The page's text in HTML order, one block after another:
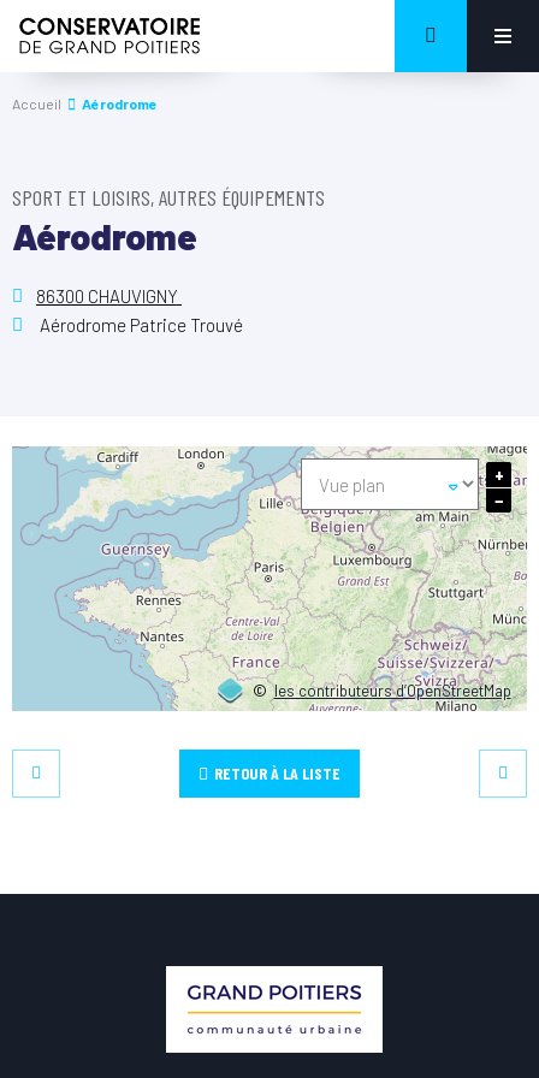
Accueil Aérodrome
SPORT ET LOISIRS, AUTRES ÉQUIPEMENTS
Aérodrome
86300 CHAUVIGNY
Aérodrome Patrice Trouvé
©les contributeurs d’OpenStreetMap
+
−
RETOUR À LA LISTE